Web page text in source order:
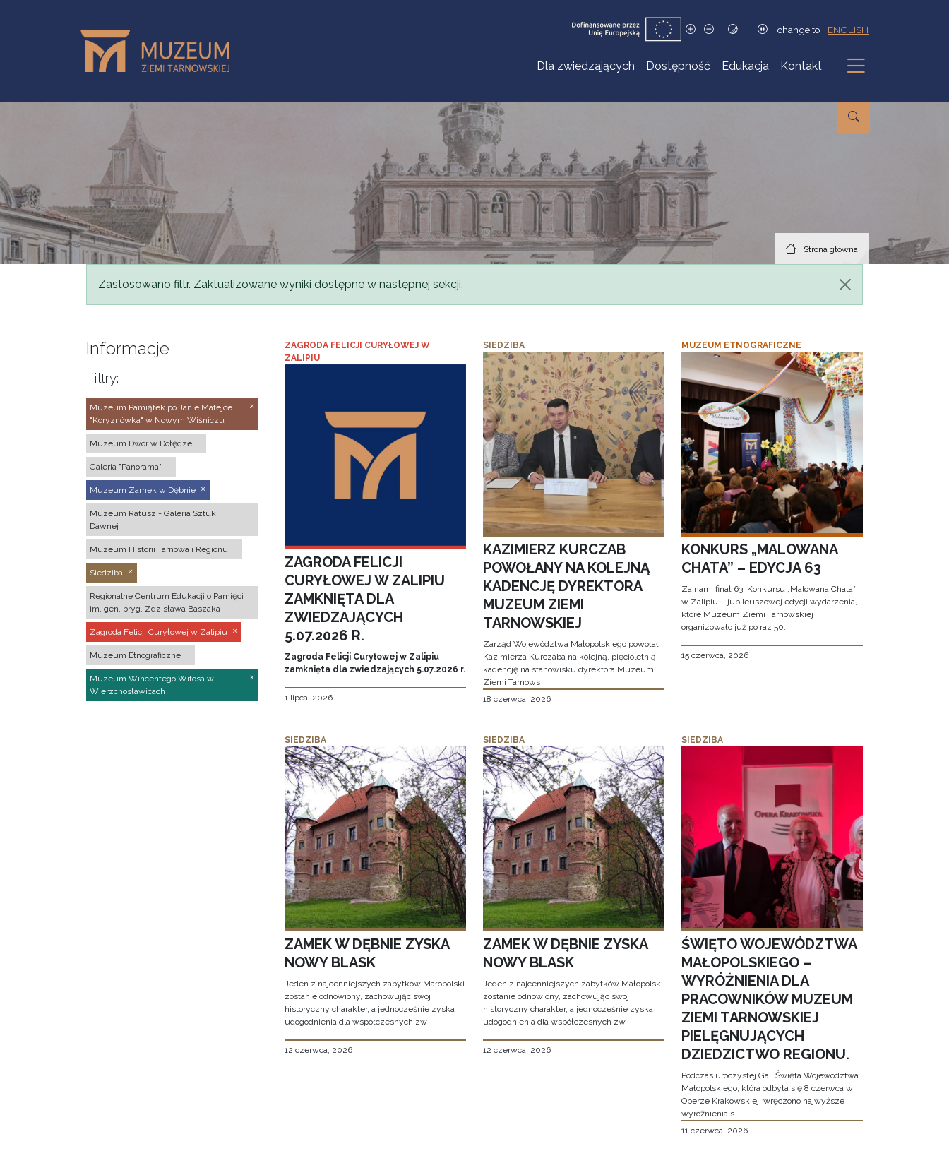
change to ENGLISH
Dla zwiedzających Dostępność Edukacja Kontakt
Podmenu
Strona główna
Komunikat
Zastosowano filtr. Zaktualizowane wyniki dostępne w następnej sekcji.
Informacje
Filtry:
Muzeum Pamiątek po Janie Matejce
"Koryznówka" w Nowym Wiśniczu
Muzeum Dwór w Dołędze
Galeria "Panorama"
Muzeum Zamek w Dębnie
Muzeum Ratusz - Galeria Sztuki
Dawnej
Muzeum Historii Tarnowa i Regionu
Siedziba
Regionalne Centrum Edukacji o Pamięci
im. gen. bryg. Zdzisława Baszaka
Zagroda Felicji Curyłowej w Zalipiu
Muzeum Etnograficzne
Muzeum Wincentego Witosa w
Wierzchosławicach
ZAGRODA FELICJI CURYŁOWEJ W
ZALIPIU
ZAGRODA FELICJI
CURYŁOWEJ W ZALIPIU
ZAMKNIĘTA DLA
ZWIEDZAJĄCYCH
5.07.2026 R.
Zagroda Felicji Curyłowej w Zalipiu
zamknięta dla zwiedzających 5.07.2026 r.
1 lipca, 2026
SIEDZIBA
KAZIMIERZ KURCZAB
POWOŁANY NA KOLEJNĄ
KADENCJĘ DYREKTORA
MUZEUM ZIEMI
TARNOWSKIEJ
Zarząd Województwa Małopolskiego powołał
Kazimierza Kurczaba na kolejną, pięcioletnią
kadencję na stanowisku dyrektora Muzeum
Ziemi Tarnows
18 czerwca, 2026
MUZEUM ETNOGRAFICZNE
KONKURS „MALOWANA
CHATA” – EDYCJA 63
Za nami finał 63. Konkursu „Malowana Chata”
w Zalipiu – jubileuszowej edycji wydarzenia,
które Muzeum Ziemi Tarnowskiej
organizowało już po raz 50.
15 czerwca, 2026
SIEDZIBA
ZAMEK W DĘBNIE ZYSKA
NOWY BLASK
Jeden z najcenniejszych zabytków Małopolski
zostanie odnowiony, zachowując swój
historyczny charakter, a jednocześnie zyska
udogodnienia dla współczesnych zw
12 czerwca, 2026
SIEDZIBA
ZAMEK W DĘBNIE ZYSKA
NOWY BLASK
Jeden z najcenniejszych zabytków Małopolski
zostanie odnowiony, zachowując swój
historyczny charakter, a jednocześnie zyska
udogodnienia dla współczesnych zw
12 czerwca, 2026
SIEDZIBA
ŚWIĘTO WOJEWÓDZTWA
MAŁOPOLSKIEGO –
WYRÓŻNIENIA DLA
PRACOWNIKÓW MUZEUM
ZIEMI TARNOWSKIEJ
PIELĘGNUJĄCYCH
DZIEDZICTWO REGIONU.
Podczas uroczystej Gali Święta Województwa
Małopolskiego, która odbyła się 8 czerwca w
Operze Krakowskiej, wręczono najwyższe
wyróżnienia s
11 czerwca, 2026